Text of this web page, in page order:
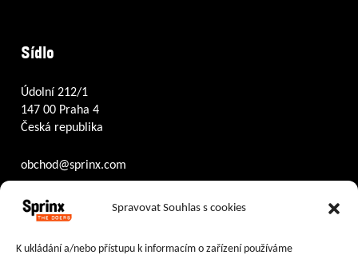
Spravovat Souhlas s cookies
K ukládání a/nebo přístupu k informacím o zařízení používáme
Sídlo
Údolní 212/1
147 00 Praha 4
Česká republika
obchod@sprinx.com
Otevírací doba recepce:
PO – ČT8:30 – 17:30